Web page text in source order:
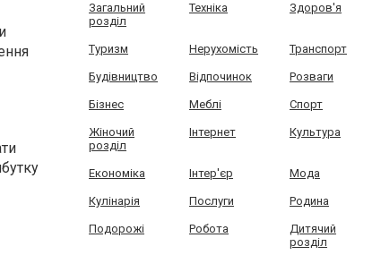
Загальний
розділ
Техніка Здоров'я
Туризм Нерухомість Транспорт
Будівництво Відпочинок Розваги
Бізнес Меблі Спорт
Жіночий
розділ
Інтернет Культура
Економіка Інтер'єр Мода
Кулінарія Послуги Родина
Подорожі Робота
Дитячий
розділ